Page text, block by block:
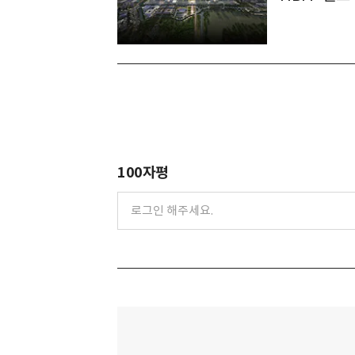
100자평